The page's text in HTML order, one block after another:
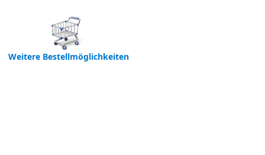
Weitere Bestellmöglichkeiten